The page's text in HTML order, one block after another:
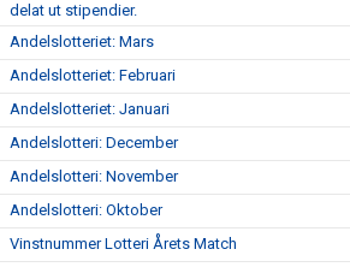
delat ut stipendier.
Andelslotteriet: Mars
Andelslotteriet: Februari
Andelslotteriet: Januari
Andelslotteri: December
Andelslotteri: November
Andelslotteri: Oktober
Vinstnummer Lotteri Årets Match